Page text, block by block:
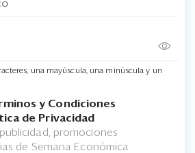
una mayúscula, una minúscula y un
y Condiciones
de Privacidad
promociones
de Semana Económica